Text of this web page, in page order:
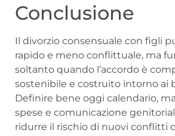
Conclusione
Il divorzio consensuale con figli
rapido e meno conflittuale, ma
soltanto quando l’accordo è
sostenibile e costruito intorno ai
Definire bene oggi calendario,
spese e comunicazione
ridurre il rischio di nuovi conflitti